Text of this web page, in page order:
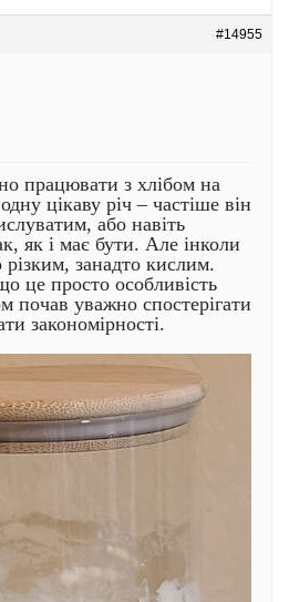
#14955
працювати з хлібом на
цікаву річ – частіше він
або навіть
як і має бути. Але інколи
різким, занадто кислим.
це просто особливість
почав уважно спостерігати
закономірності.